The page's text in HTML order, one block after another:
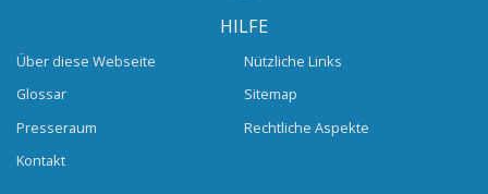
HILFE
Über diese Webseite
Glossar
Presseraum
Kontakt
Nützliche Links
Sitemap
Rechtliche Aspekte